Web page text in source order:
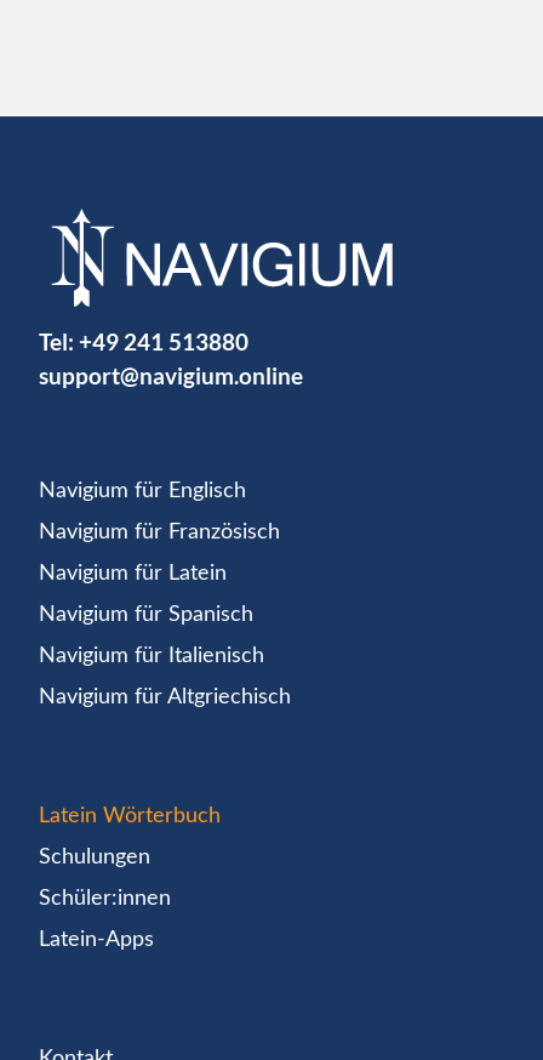
Tel: +49 241 513880
support@navigium.online
Navigium für Englisch
Navigium für Französisch
Navigium für Latein
Navigium für Spanisch
Navigium für Italienisch
Navigium für Altgriechisch
Latein Wörterbuch
Schulungen
Schüler:innen
Latein-Apps